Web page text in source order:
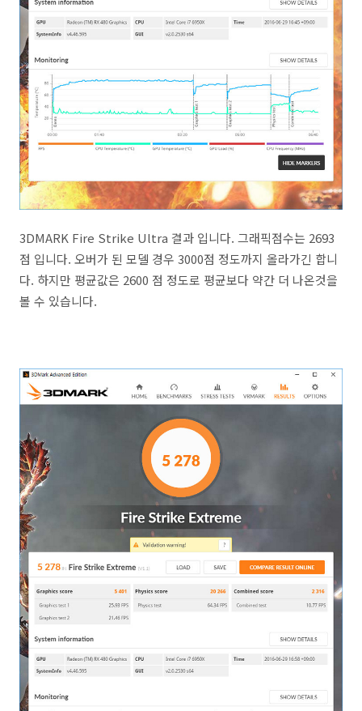
3DMARK Fire Strike Ultra 결과 입니다. 그래픽점수는 2693
점 입니다. 오버가 된 모델 경우 3000점 정도까지 올라가긴 합니
다. 하지만 평균값은 2600 점 정도로 평균보다 약간 더 나온것을
볼 수 있습니다.